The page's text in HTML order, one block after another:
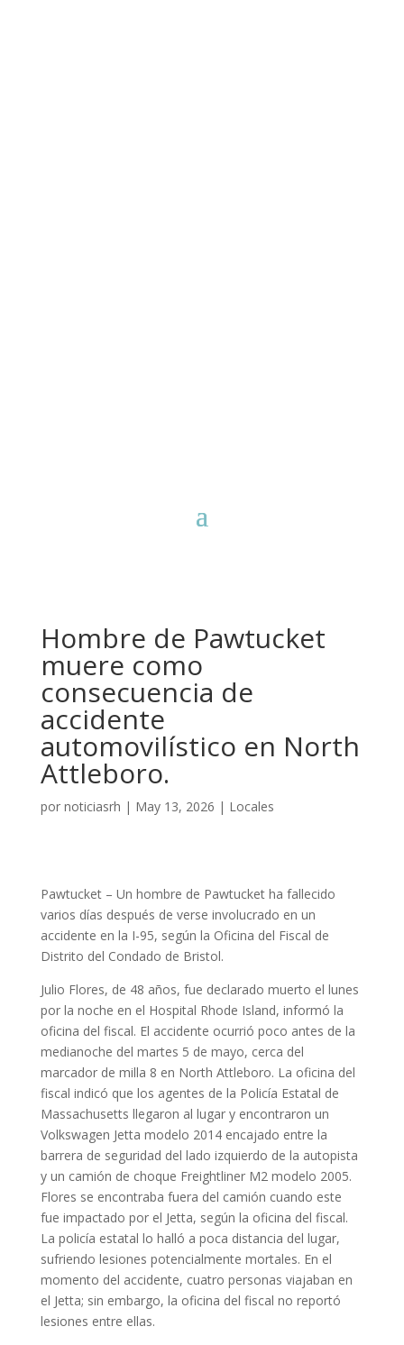
Hombre de Pawtucket
muere como
consecuencia de
accidente
automovilístico en North
Attleboro.
por noticiasrh | May 13, 2026 | Locales
Pawtucket – Un hombre de Pawtucket ha fallecido
varios días después de verse involucrado en un
accidente en la I-95, según la Oficina del Fiscal de
Distrito del Condado de Bristol.
Julio Flores, de 48 años, fue declarado muerto el lunes
por la noche en el Hospital Rhode Island, informó la
oficina del fiscal. El accidente ocurrió poco antes de la
medianoche del martes 5 de mayo, cerca del
marcador de milla 8 en North Attleboro. La oficina del
fiscal indicó que los agentes de la Policía Estatal de
Massachusetts llegaron al lugar y encontraron un
Volkswagen Jetta modelo 2014 encajado entre la
barrera de seguridad del lado izquierdo de la autopista
y un camión de choque Freightliner M2 modelo 2005.
Flores se encontraba fuera del camión cuando este
fue impactado por el Jetta, según la oficina del fiscal.
La policía estatal lo halló a poca distancia del lugar,
sufriendo lesiones potencialmente mortales. En el
momento del accidente, cuatro personas viajaban en
el Jetta; sin embargo, la oficina del fiscal no reportó
lesiones entre ellas.